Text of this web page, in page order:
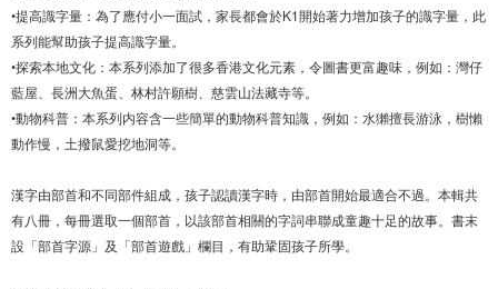
•提高識字量：為了應付小一面試，家長都會於K1開始著力增加孩子的識字量，此
系列能幫助孩子提高識字量。
•探索本地文化：本系列添加了很多香港文化元素，令圖書更富趣味，例如：灣仔
藍屋、長洲大魚蛋、林村許願樹、慈雲山法藏寺等。
•動物科普：本系列内容含一些簡單的動物科普知識，例如：水獺擅長游泳，樹懶
動作慢，土撥鼠愛挖地洞等。
漢字由部首和不同部件組成，孩子認讀漢字時，由部首開始最適合不過。本輯共
有八冊，每冊選取一個部首，以該部首相關的字詞串聯成童趣十足的故事。書末
設「部首字源」及「部首遊戲」欄目，有助鞏固孩子所學。